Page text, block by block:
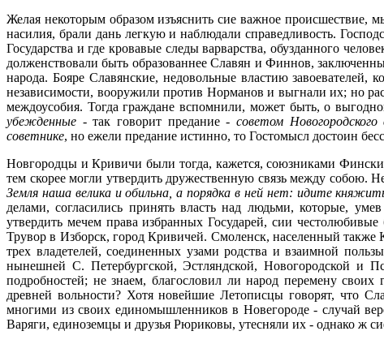
Желая некоторым образом изъяснить сие важное происшествие,
насилия, брали дань легкую и наблюдали справедливость.
Государства и где кровавые следы варварства, обузданного
долженствовали быть образованнее Славян и Финнов,
народа. Бояре Славянские, недовольные властию
независимости, вооружили против Норманов и выгнали их; но
междоусобия. Тогда граждане вспомнили, может быть, о
убежденные - так говорит предание - советом
советнике, но ежели предание истинно, то Гостомысл достоин
Новгородцы и Кривичи были тогда, кажется, союзниками
тем скорее могли утвердить дружественную связь между собою.
Земля наша велика и обильна, а порядка в ней нет: идите
делами, согласились принять власть над людьми, которые,
утвердить мечем права избранных Государей, сии
Трувор в Изборск, город Кривичей. Смоленск, населенный
трех владетелей, соединенных узами родства и взаимной
нынешней С. Петербургской, Эстляндской, Новогородской и
подробностей; не знаем, благословил ли народ перемену
древней вольности? Хотя новейшие Летописцы говорят, что
многими из своих единомышленников в Новегороде - случай
Варяги, единоземцы и друзья Рюриковы, утесняли их - однако ж